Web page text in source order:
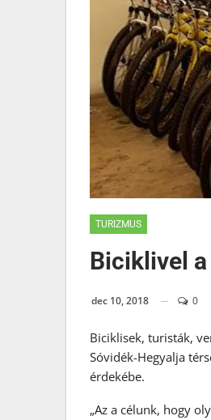
TURIZMUS
Biciklivel
dec 10, 2018 0
Biciklisek, turisták,
Sóvidék-Hegyalja
érdekébe.
„Az a célunk, hogy